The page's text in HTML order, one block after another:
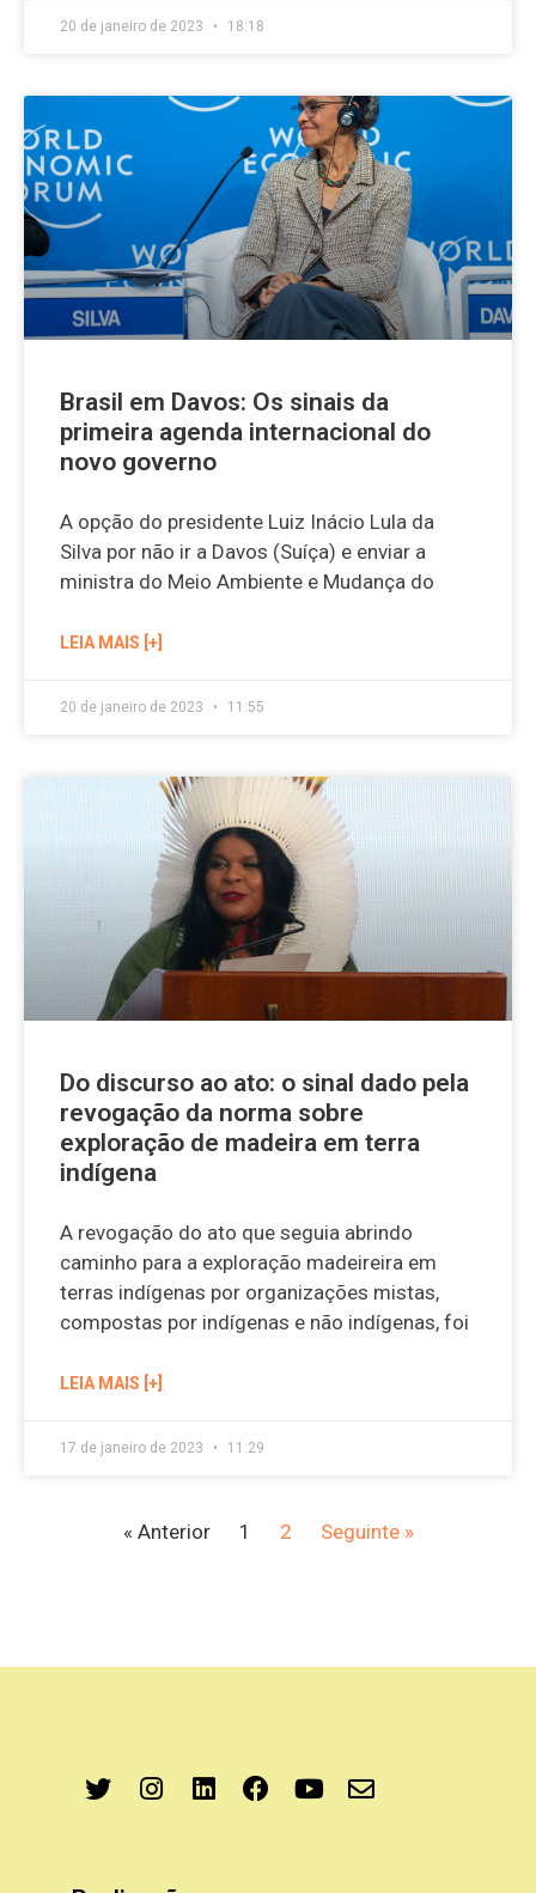
20 de janeiro de 2023 18:18
Brasil em Davos: Os sinais da
primeira agenda internacional do
novo governo
A opção do presidente Luiz Inácio Lula da
Silva por não ir a Davos (Suíça) e enviar a
ministra do Meio Ambiente e Mudança do
LEIA MAIS [+]
20 de janeiro de 2023 11:55
Do discurso ao ato: o sinal dado pela
revogação da norma sobre
exploração de madeira em terra
indígena
A revogação do ato que seguia abrindo
caminho para a exploração madeireira em
terras indígenas por organizações mistas,
compostas por indígenas e não indígenas, foi
LEIA MAIS [+]
17 de janeiro de 2023 11:29
« Anterior 1 2 Seguinte »